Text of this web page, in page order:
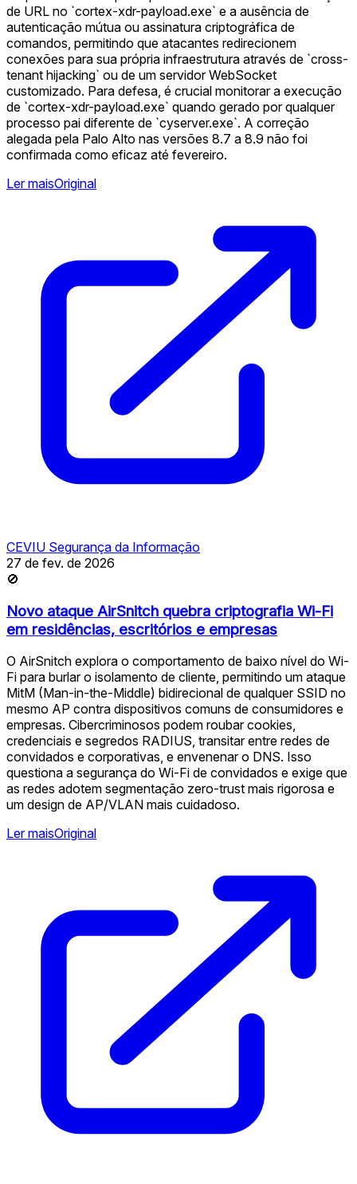
de URL no `cortex-xdr-payload.exe` e a ausência de
autenticação mútua ou assinatura criptográfica de
comandos, permitindo que atacantes redirecionem
conexões para sua própria infraestrutura através de `cross-
tenant hijacking` ou de um servidor WebSocket
customizado. Para defesa, é crucial monitorar a execução
de `cortex-xdr-payload.exe` quando gerado por qualquer
processo pai diferente de `cyserver.exe`. A correção
alegada pela Palo Alto nas versões 8.7 a 8.9 não foi
confirmada como eficaz até fevereiro.
Ler maisOriginal
CEVIU Segurança da Informação
27 de fev. de 2026
🚫
Novo ataque AirSnitch quebra criptografia Wi-Fi
em residências, escritórios e empresas
O AirSnitch explora o comportamento de baixo nível do Wi-
Fi para burlar o isolamento de cliente, permitindo um ataque
MitM (Man-in-the-Middle) bidirecional de qualquer SSID no
mesmo AP contra dispositivos comuns de consumidores e
empresas. Cibercriminosos podem roubar cookies,
credenciais e segredos RADIUS, transitar entre redes de
convidados e corporativas, e envenenar o DNS. Isso
questiona a segurança do Wi-Fi de convidados e exige que
as redes adotem segmentação zero-trust mais rigorosa e
um design de AP/VLAN mais cuidadoso. ️
Ler maisOriginal